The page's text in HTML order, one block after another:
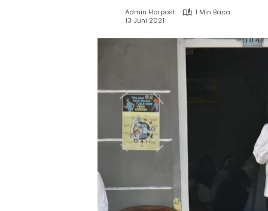
Admin Harpost
1 Min Baca
13 Juni 2021